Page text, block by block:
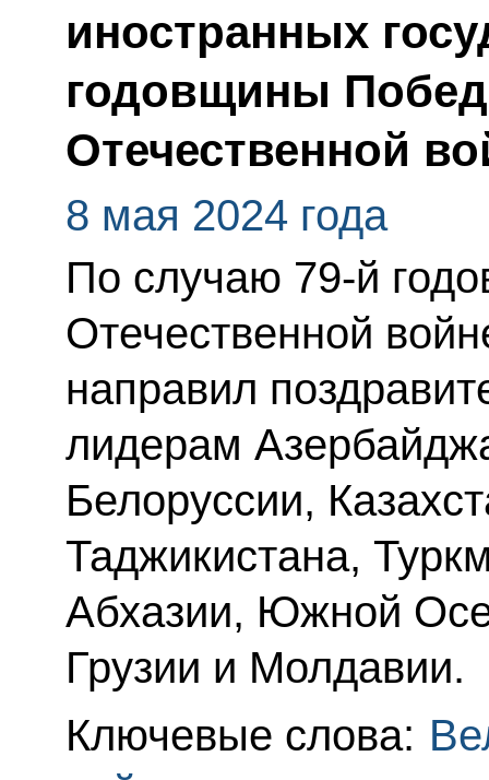
иностранных
годовщины
Отечественной
8 мая 2024 года
По случаю 79-й
Отечественной
направил
лидерам
Белоруссии,
Таджикистана,
Абхазии, Южной
Грузии и Молдавии.
Ключевые слова: